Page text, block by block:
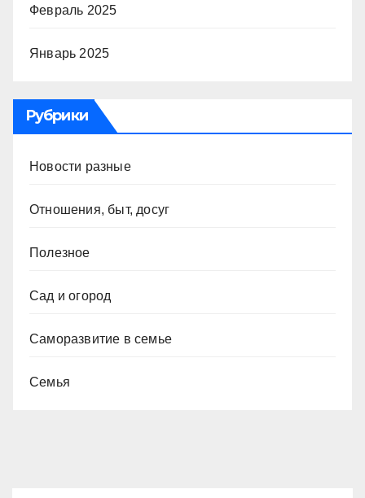
Февраль 2025
Январь 2025
Рубрики
Новости разные
Отношения, быт, досуг
Полезное
Сад и огород
Саморазвитие в семье
Семья